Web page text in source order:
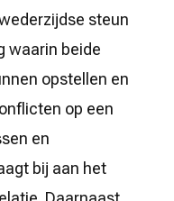
steun
waarin beide
opstellen en
op een
en
bij aan het